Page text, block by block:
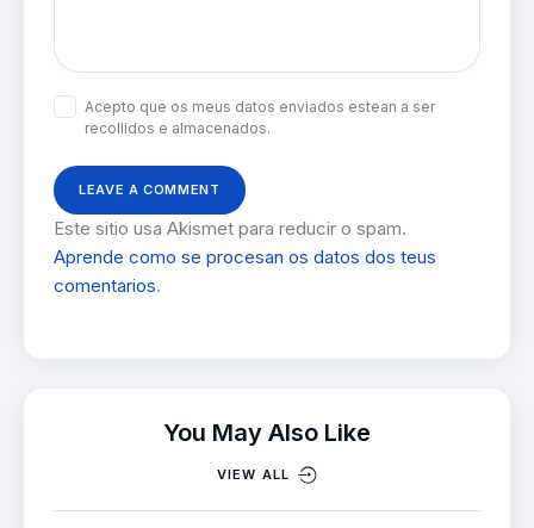
Acepto que os meus datos enviados estean a ser
recollidos e almacenados.
Este sitio usa Akismet para reducir o spam.
Aprende como se procesan os datos dos teus
comentarios.
You May Also Like
VIEW ALL